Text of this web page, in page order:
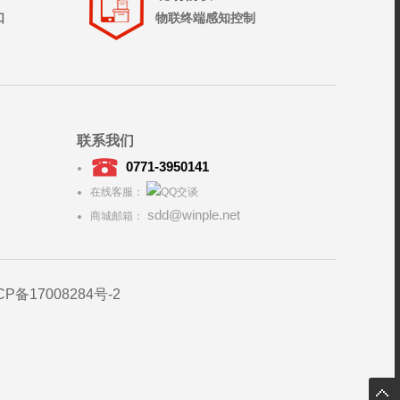
物联终端感知控制
联系我们
0771-3950141
在线客服：
商城邮箱：
sdd@winple.net
备17008284号-2